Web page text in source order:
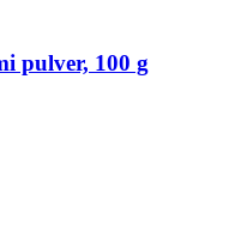
pulver, 100 g